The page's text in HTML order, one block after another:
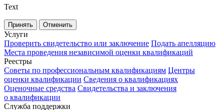
Text
Принять Отменить
Услуги
Проверить свидетельство или заключение Подать апелляцию
Места проведения независимой оценки квалификаций
Реестры
Советы по профессиональным квалификациям Центры
оценки квалификации Сведения о квалификациях
Оценочные средства Свидетельства и заключения
о квалификации
Служба поддержки